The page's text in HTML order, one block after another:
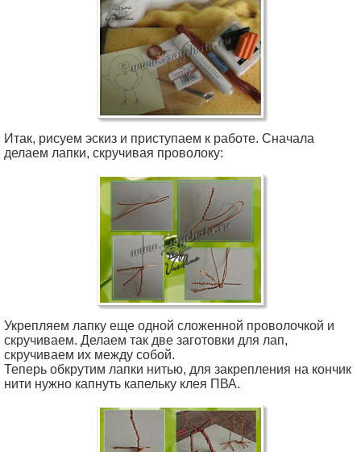
Итак, рисуем эскиз и приступаем к работе. Сначала
делаем лапки, скручивая проволоку:
Укрепляем лапку еще одной сложенной проволочкой и
скручиваем. Делаем так две заготовки для лап,
скручиваем их между собой.
Теперь обкрутим лапки нитью, для закрепления на кончик
нити нужно капнуть капельку клея ПВА.